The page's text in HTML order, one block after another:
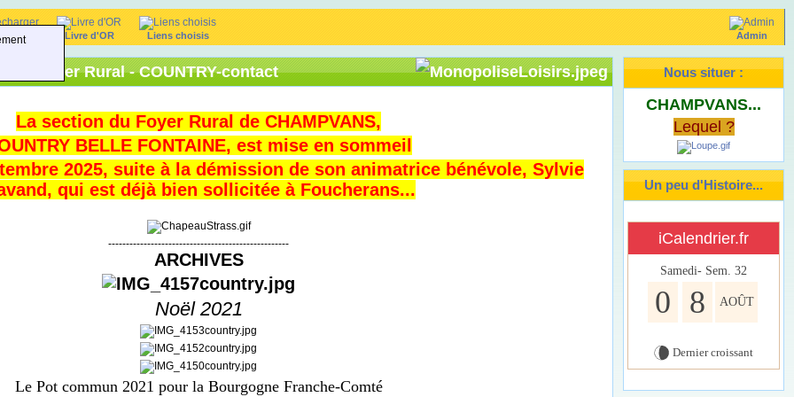
Admin
Livre d'OR Liens choisis
du Foyer Rural - COUNTRY-contact
La section du Foyer Rural de CHAMPVANS,
BELLE FONTAINE, est mise en sommeil
2025, suite à la démission de son animatrice bénévole, Sylvie
qui est déjà bien sollicitée à Foucherans...
---------------------------------------------------
ARCHIVES
Noël 2021
Le Pot commun 2021 pour la Bourgogne Franche-Comté
Nous situer :
CHAMPVANS...
Lequel ?
Un peu d'Histoire...
iCalendrier.fr
Samedi- Sem. 32
0 8 AOÛT
Dernier croissant